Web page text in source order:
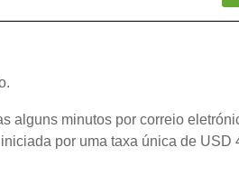
alguns minutos por correio
por uma taxa única de USD